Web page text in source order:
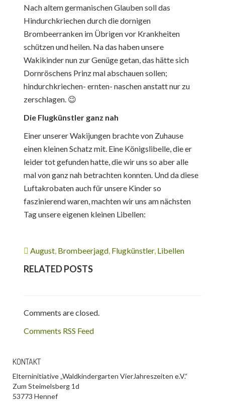
Nach altem germanischen Glauben soll das
Hindurchkriechen durch die dornigen
Brombeerranken im Übrigen vor Krankheiten
schützen und heilen. Na das haben unsere
Wakikinder nun zur Genüge getan, das hätte sich
Dornröschens Prinz mal abschauen sollen;
hindurchkriechen- ernten- naschen anstatt nur zu
zerschlagen. 😉
Die Flugkünstler ganz nah
Einer unserer Wakijungen brachte von Zuhause
einen kleinen Schatz mit. Eine Königslibelle, die er
leider tot gefunden hatte, die wir uns so aber alle
mal von ganz nah betrachten konnten. Und da diese
Luftakrobaten auch für unsere Kinder so
faszinierend waren, machten wir uns am nächsten
Tag unsere eigenen kleinen Libellen:
August, Brombeerjagd, Flugkünstler, Libellen
RELATED POSTS
Comments are closed.
Comments RSS Feed
KONTAKT
Elterninitiative „Waldkindergarten VierJahreszeiten e.V.“
Zum Steimelsberg 1d
53773 Hennef